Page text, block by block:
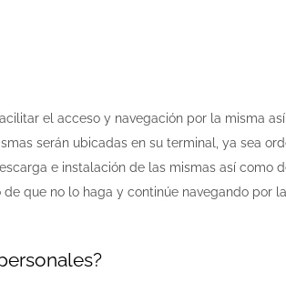
el acceso y navegación por la misma
serán ubicadas en su terminal, ya sea
e instalación de las mismas así como
que no lo haga y continúe navegando por